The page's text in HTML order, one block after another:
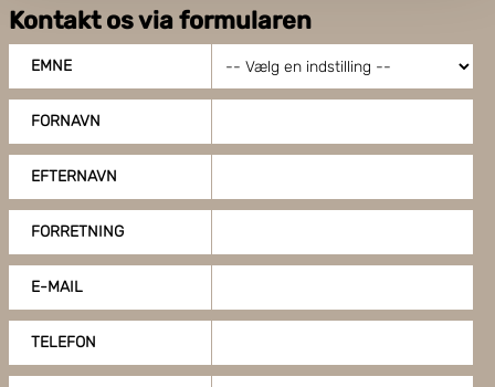
Boxon bruger cookies til at optimere hjemmesidens
funktionalitet og optimere din brugeroplevelse. Ved at
Kontakt os via formularen
EMNE
FORNAVN
EFTERNAVN
FORRETNING
E-MAIL
TELEFON